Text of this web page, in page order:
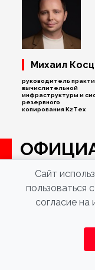
Михаил
руководитель
вычислительной
инфраструктуры и
резервного
копирования К2Тех
Сайт
пользоваться
согласие на